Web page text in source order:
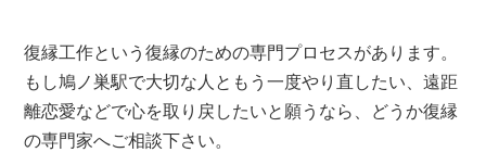
復縁工作という復縁のための専門プロセスがあります。
もし鳩ノ巣駅で大切な人ともう一度やり直したい、遠距
離恋愛などで心を取り戻したいと願うなら、どうか復縁
の専門家へご相談下さい。